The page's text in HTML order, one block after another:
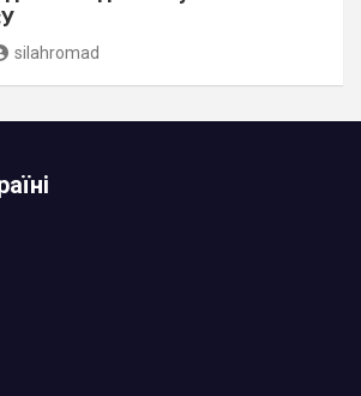
silahromad